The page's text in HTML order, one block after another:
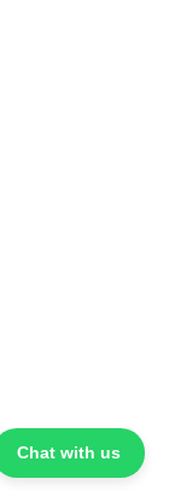
Chat with us